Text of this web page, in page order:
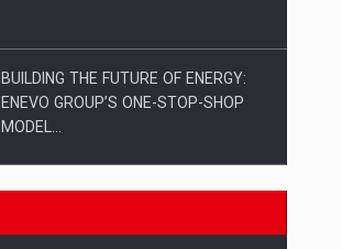
BUILDING THE FUTURE OF ENERGY:
ENEVO GROUP’S ONE-STOP-SHOP
MODEL…
ROOTED IN ROMANIA, BUILT TO